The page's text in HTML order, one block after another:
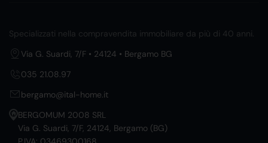
Specializzati nella compravendita immobiliare da più di 40 anni.
Via G. Suardi, 7/F • 24124 • Bergamo BG
035 21.08.97
bergamo@ital-home.it
BERGOMUM 2008 SRL
Via G. Suardi, 7/F, 24124, Bergamo (BG)